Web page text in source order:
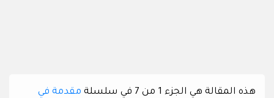
هذه المقالة هي الجزء 1 من 7 في سلسلة
مقدمة في